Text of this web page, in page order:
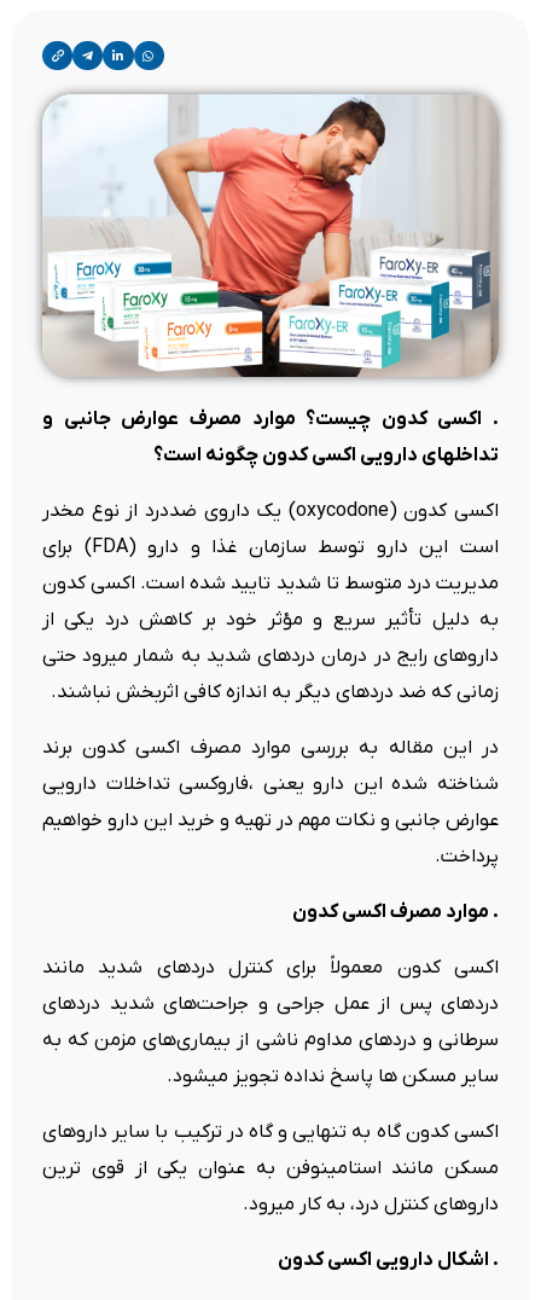
. اکسی کدون چیست؟ موارد مصرف عوارض جانبی و
تداخلهای دارویی اکسی کدون چگونه است؟
اکسی کدون (oxycodone) یک داروی ضددرد از نوع مخدر
است این دارو توسط سازمان غذا و دارو (FDA) برای
مدیریت درد متوسط تا شدید تایید شده است. اکسی کدون
به دلیل تأثیر سریع و مؤثر خود بر کاهش درد یکی از
داروهای رایج در درمان دردهای شدید به شمار میرود حتی
زمانی که ضد دردهای دیگر به اندازه کافی اثربخش نباشند.
در این مقاله به بررسی موارد مصرف اکسی کدون برند
شناخته شده این دارو یعنی ،فاروکسی تداخلات دارویی
عوارض جانبی و نکات مهم در تهیه و خرید این دارو خواهیم
پرداخت.
. موارد مصرف اکسی کدون
اکسی کدون معمولاً برای کنترل دردهای شدید مانند
دردهای پس از عمل جراحی و جراحت‌های شدید دردهای
سرطانی و دردهای مداوم ناشی از بیماری‌های مزمن که به
سایر مسکن ها پاسخ نداده تجویز میشود.
اکسی کدون گاه به تنهایی و گاه در ترکیب با سایر داروهای
مسکن مانند استامینوفن به عنوان یکی از قوی ترین
داروهای کنترل درد، به کار میرود.
. اشکال دارویی اکسی کدون